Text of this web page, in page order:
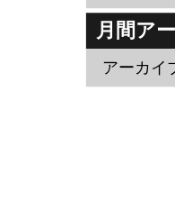
月間ア
アーカイ